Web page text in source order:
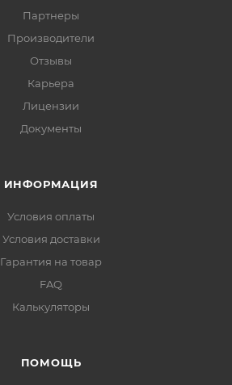
Партнеры
Производители
Отзывы
Карьера
Лицензии
Документы
ИНФОРМАЦИЯ
Условия оплаты
Условия доставки
Гарантия на товар
FAQ
Калькуляторы
ПОМОЩЬ